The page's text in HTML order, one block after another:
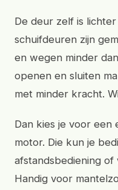
De deur zelf is
schuifdeuren zijn
en wegen minder
openen en sluiten
met minder kracht.
Dan kies je voor een
motor. Die kun je
afstandsbediening
Handig voor